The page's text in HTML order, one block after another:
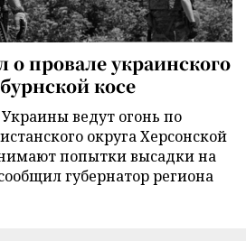
о провале украинского
косе
ведут огонь по
округа Херсонской
попытки высадки на
губернатор региона